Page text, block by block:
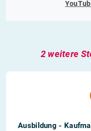
2 weitere
Ausbildung -